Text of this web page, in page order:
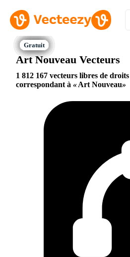
Art Nouveau Vecteurs
1 812 167 vecteurs libres de
correspondant à
Art Nouveau